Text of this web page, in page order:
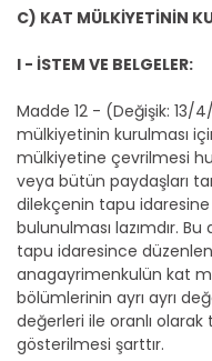
C) KAT MÜLKİYETİNİN
I - İSTEM VE BELGELER:
Madde 12 - (Değişik: 13/
mülkiyetinin kurulması
mülkiyetine çevrilmesi
veya bütün paydaşları
dilekçenin tapu
bulunulması lazımdır.
tapu idaresince
anagayrimenkulün kat
bölümlerinin ayrı ayrı
değerleri ile oranlı olarak
gösterilmesi şarttır.